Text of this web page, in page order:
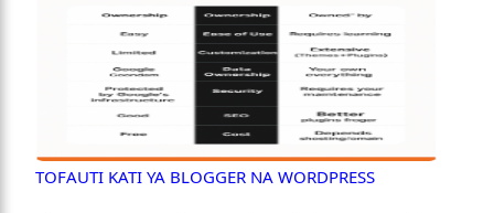
TOFAUTI KATI YA BLOGGER NA WORDPRESS